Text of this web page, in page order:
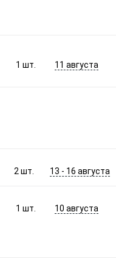
1шт. 11 августа
2 шт. 13 - 16 августа
1шт. 10 августа